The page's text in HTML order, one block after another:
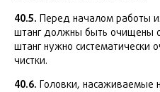
40.5. Перед началом работы
штанг должны быть очищены
штанг нужно систематически
чистки.
40.6. Головки,